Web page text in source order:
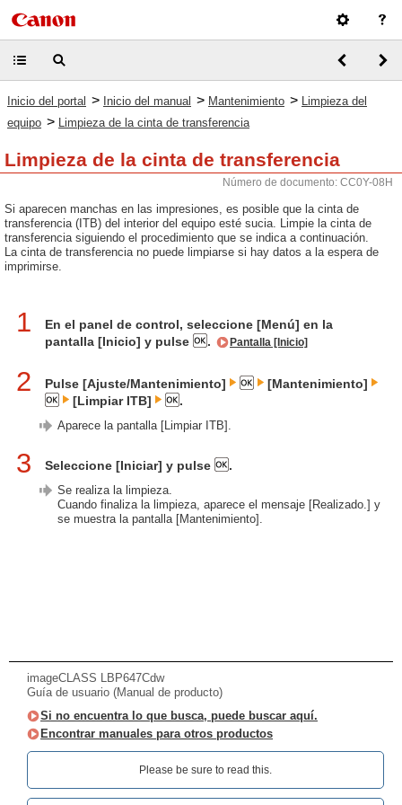
Inicio del portal > Inicio del manual > Mantenimiento > Limpieza del
equipo > Limpieza de la cinta de transferencia
Limpieza de la cinta de transferencia
Número de documento: CC0Y-08H
Si aparecen manchas en las impresiones, es posible que la cinta de
transferencia (ITB) del interior del equipo esté sucia. Limpie la cinta de
transferencia siguiendo el procedimiento que se indica a continuación.
La cinta de transferencia no puede limpiarse si hay datos a la espera de
imprimirse.
1
En el panel de control, seleccione [Menú] en la
pantalla [Inicio] y pulse
. Pantalla [Inicio]
2 Pulse [Ajuste/Mantenimiento]
[Mantenimiento]
[Limpiar ITB]
.
Aparece la pantalla [Limpiar ITB].
3 Seleccione [Iniciar] y pulse .
Se realiza la limpieza.
Cuando finaliza la limpieza, aparece el mensaje [Realizado.] y
se muestra la pantalla [Mantenimiento].
imageCLASS LBP647Cdw
Guía de usuario (Manual de producto)
Si no encuentra lo que busca, puede buscar aquí.
Encontrar manuales para otros productos
Please be sure to read this.‎